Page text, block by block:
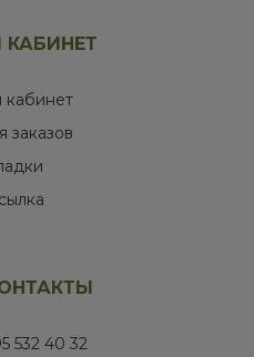
заказов
532 40 32